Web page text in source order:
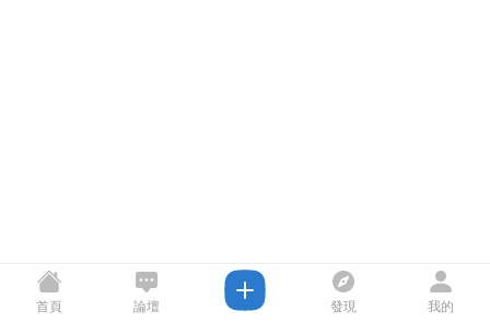
首頁 論壇 發現 我的